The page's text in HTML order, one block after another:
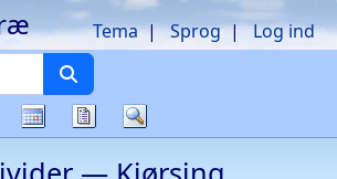
Tema Sprog Log ind
Slægtslister
KalenderRapporter